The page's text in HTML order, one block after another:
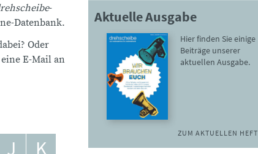
-
Datenbank.
Oder
E-Mail an
J
K
Aktuelle Ausgabe
Hier finden Sie einige
Beiträge unserer
aktuellen Ausgabe.
ZUM AKTUELLEN HEFT